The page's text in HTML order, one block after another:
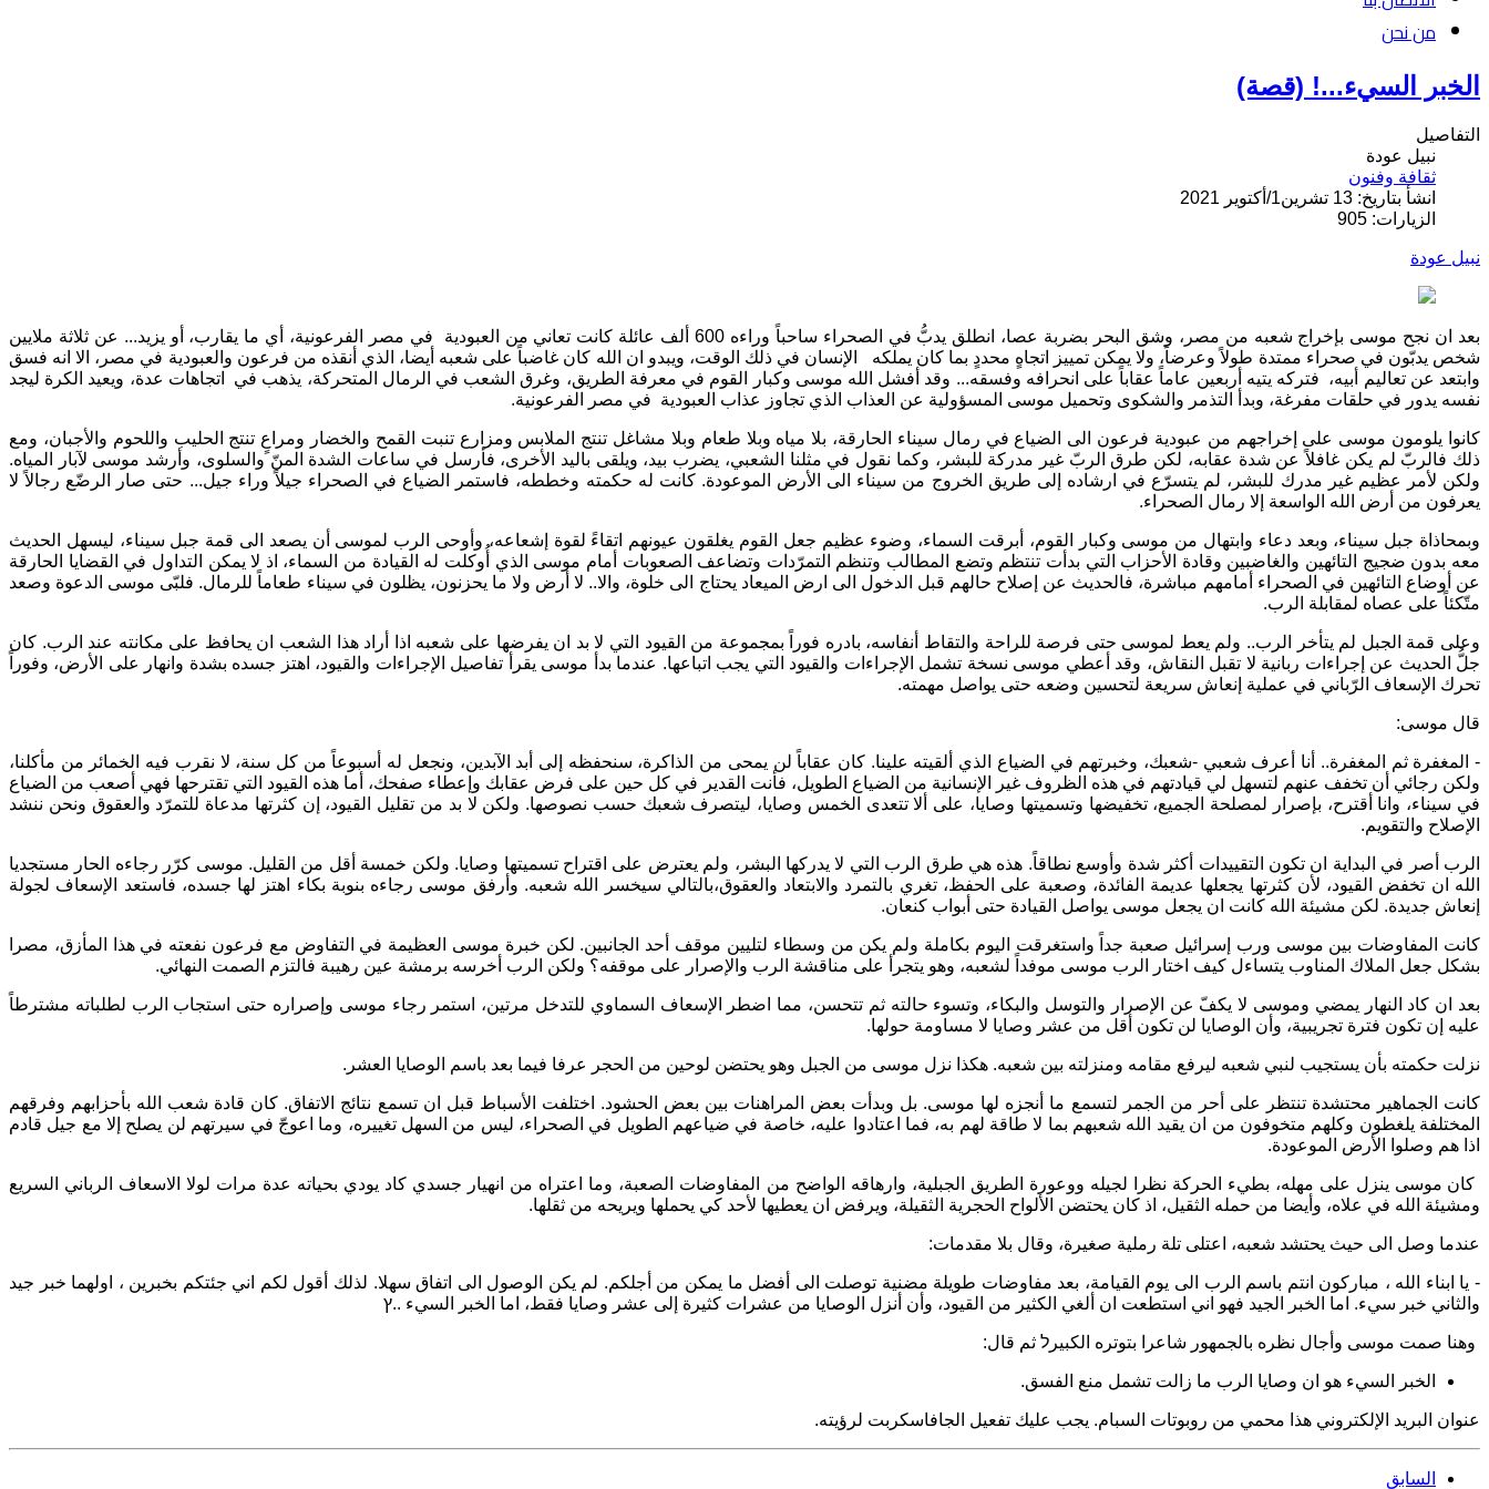
من نحن
الخبر السيء...! (قصة)
التفاصيل
نبيل عودة
ثقافة وفنون
انشأ بتاريخ: 13 تشرين1/أكتوير 2021
الزيارات: 905
نبيل عودة
بعد ان نجح موسى بإخراج شعبه من مصر، وشق البحر بضربة عصا، انطلق يدبُّ في الصحراء ساحباً وراءه 600 ألف عائلة كانت تعاني من العبودية
في مصر الفرعونية، أي ما يقارب، أو يزيد... عن ثلاثة ملايين
شخص يدبّون في صحراء ممتدة طولاً وعرضاً، ولا يمكن تمييز اتجاهٍ محددٍ بما كان يملكه
الإنسان في ذلك الوقت، ويبدو ان الله كان غاضباً على شعبه أيضا، الذي أنقذه من فرعون والعبودية في مصر، الا انه فسق
وابتعد عن تعاليم أبيه، فتركه يتيه أربعين عاماً عقاباً على انحرافه وفسقه... وقد أفشل الله موسى وكبار القوم في معرفة الطريق، وغرق الشعب في الرمال المتحركة، يذهب في
اتجاهات عدة، ويعيد الكرة ليجد
نفسه يدور في حلقات مفرغة، وبدأ التذمر والشكوى وتحميل موسى المسؤولية عن العذاب الذي تجاوز عذاب العبودية في مصر الفرعونية.
كانوا يلومون موسى على إخراجهم من عبودية فرعون الى الضياع في رمال سيناء الحارقة، بلا مياه وبلا طعام وبلا مشاغل تنتج الملابس ومزارع تنبت القمح والخضار ومراعٍ تنتج الحليب واللحوم والأجبان، ومع
ذلك فالربّ لم يكن غافلاً عن شدة عقابه، لكن طرق الربّ غير مدركة للبشر، وكما نقول في مثلنا الشعبي، يضرب بيد، ويلقى باليد الأخرى، فأرسل في ساعات الشدة المنّ والسلوى، وأرشد موسى لآبار المياه.
ولكن لأمر عظيم غير مدرك للبشر، لم يتسرّع في ارشاده إلى طريق الخروج من سيناء الى الأرض الموعودة. كانت له حكمته وخططه، فاستمر الضياع في الصحراء جيلاً وراء جيل... حتى صار الرضّع رجالاً لا
يعرفون من أرض الله الواسعة إلا رمال الصحراء.
وبمحاذاة جبل سيناء، وبعد دعاء وابتهال من موسى وكبار القوم، أبرقت السماء، وضوء عظيم جعل القوم يغلقون عيونهم اتقاءً لقوة إشعاعه، وأوحى الرب لموسى أن يصعد الى قمة جبل سيناء، ليسهل الحديث
معه بدون ضجيج التائهين والغاضبين وقادة الأحزاب التي بدأت تنتظم وتضع المطالب وتنظم التمرّدات وتضاعف الصعوبات أمام موسى الذي أُوكلت له القيادة من السماء، اذ لا يمكن التداول في القضايا الحارقة
عن أوضاع التائهين في الصحراء أمامهم مباشرة، فالحديث عن إصلاح حالهم قبل الدخول الى ارض الميعاد يحتاج الى خلوة، والا.. لا أرض ولا ما يحزنون، يظلون في سيناء طعاماً للرمال. فلبّى موسى الدعوة وصعد
متّكئاً على عصاه لمقابلة الرب.
وعلى قمة الجبل لم يتأخر الرب.. ولم يعط لموسى حتى فرصة للراحة والتقاط أنفاسه، بادره فوراً بمجموعة من القيود التي لا بد ان يفرضها على شعبه اذا أراد هذا الشعب ان يحافظ على مكانته عند الرب. كان
جلُّ الحديث عن إجراءات ربانية لا تقبل النقاش، وقد أعطي موسى نسخة تشمل الإجراءات والقيود التي يجب اتباعها. عندما بدأ موسى يقرأ تفاصيل الإجراءات والقيود، اهتز جسده بشدة وانهار على الأرض، وفوراً
تحرك الإسعاف الرّباني في عملية إنعاش سريعة لتحسين وضعه حتى يواصل مهمته.
قال موسى:
- المغفرة ثم المغفرة.. أنا أعرف شعبي -شعبك، وخبرتهم في الضياع الذي ألقيته علينا. كان عقاباً لن يمحى من الذاكرة، سنحفظه إلى أبد الآبدين، ونجعل له أسبوعاً من كل سنة، لا نقرب فيه الخمائر من مأكلنا،
ولكن رجائي أن تخفف عنهم لتسهل لي قيادتهم في هذه الظروف غير الإنسانية من الضياع الطويل، فأنت القدير في كل حين على فرض عقابك وإعطاء صفحك، أما هذه القيود التي تقترحها فهي أصعب من الضياع
في سيناء، وانا أقترح، بإصرار لمصلحة الجميع، تخفيضها وتسميتها وصايا، على ألا تتعدى الخمس وصايا، ليتصرف شعبك حسب نصوصها. ولكن لا بد من تقليل القيود، إن كثرتها مدعاة للتمرّد والعقوق ونحن ننشد
الإصلاح والتقويم.
الرب أصر في البداية ان تكون التقييدات أكثر شدة وأوسع نطاقاً. هذه هي طرق الرب التي لا يدركها البشر، ولم يعترض على اقتراح تسميتها وصايا. ولكن خمسة أقل من القليل. موسى كرّر رجاءه الحار مستجديا
الله ان تخفض القيود، لأن كثرتها يجعلها عديمة الفائدة، وصعبة على الحفظ، تغري بالتمرد والابتعاد والعقوق،بالتالي سيخسر الله شعبه. وأرفق موسى رجاءه بنوبة بكاء اهتز لها جسده، فاستعد الإسعاف لجولة
إنعاش جديدة. لكن مشيئة الله كانت ان يجعل موسى يواصل القيادة حتى أبواب كنعان.
كانت المفاوضات بين موسى ورب إسرائيل صعبة جداً واستغرقت اليوم بكاملة ولم يكن من وسطاء لتليين موقف أحد الجانبين. لكن خبرة موسى العظيمة في التفاوض مع فرعون نفعته في هذا المأزق، مصرا
بشكل جعل الملاك المناوب يتساءل كيف اختار الرب موسى موفداً لشعبه، وهو يتجرأ على مناقشة الرب والإصرار على موقفه؟ ولكن الرب أخرسه برمشة عين رهيبة فالتزم الصمت النهائي.
بعد ان كاد النهار يمضي وموسى لا يكفّ عن الإصرار والتوسل والبكاء، وتسوء حالته ثم تتحسن، مما اضطر الإسعاف السماوي للتدخل مرتين، استمر رجاء موسى وإصراره حتى استجاب الرب لطلباته مشترطاً
عليه إن تكون فترة تجريبية، وأن الوصايا لن تكون أقل من عشر وصايا لا مساومة حولها.
نزلت حكمته بأن يستجيب لنبي شعبه ليرفع مقامه ومنزلته بين شعبه. هكذا نزل موسى من الجبل وهو يحتضن لوحين من الحجر عرفا فيما بعد باسم الوصايا العشر.
كانت الجماهير محتشدة تنتظر على أحر من الجمر لتسمع ما أنجزه لها موسى. بل وبدأت بعض المراهنات بين بعض الحشود. اختلفت الأسباط قبل ان تسمع نتائج الاتفاق. كان قادة شعب الله بأحزابهم وفرقهم
المختلفة يلغطون وكلهم متخوفون من ان يقيد الله شعبهم بما لا طاقة لهم به، فما اعتادوا عليه، خاصة في ضياعهم الطويل في الصحراء، ليس من السهل تغييره، وما اعوجّ في سيرتهم لن يصلح إلا مع جيل قادم
اذا هم وصلوا الأرض الموعودة.
كان موسى ينزل على مهله، بطيء الحركة نظرا لجيله ووعورة الطريق الجبلية، وارهاقه الواضح من المفاوضات الصعبة، وما اعتراه من انهيار جسدي كاد يودي بحياته عدة مرات لولا الاسعاف الرباني السريع
ومشيئة الله في علاه، وأيضا من حمله الثقيل، اذ كان يحتضن الألواح الحجرية الثقيلة، ويرفض ان يعطيها لأحد كي يحملها ويريحه من ثقلها.
عندما وصل الى حيث يحتشد شعبه، اعتلى تلة رملية صغيرة، وقال بلا مقدمات:
- يا ابناء الله ، مباركون انتم باسم الرب الى يوم القيامة، بعد مفاوضات طويلة مضنية توصلت الى أفضل ما يمكن من أجلكم. لم يكن الوصول الى اتفاق سهلا. لذلك أقول لكم اني جئتكم بخبرين ، اولهما خبر جيد
والثاني خبر سيء. اما الخبر الجيد فهو اني استطعت ان ألغي الكثير من القيود، وأن أنزل الوصايا من عشرات كثيرة إلى عشر وصايا فقط، اما الخبر السيء ..ץ
وهنا صمت موسى وأجال نظره بالجمهور شاعرا بتوتره الكبيرל ثم قال:
الخبر السيء هو ان وصايا الرب ما زالت تشمل منع الفسق.
عنوان البريد الإلكتروني هذا محمي من روبوتات السبام. يجب عليك تفعيل الجافاسكربت لرؤيته.
السابق